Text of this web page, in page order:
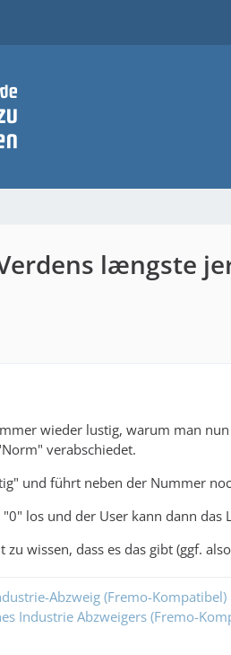
længste
wieder lustig, warum man
verabschiedet.
und führt neben der Nummer
los und der User kann dann das
zu wissen, dass es das gibt (ggf.
Abzweig (Fremo-Kompatibel)
Industrie Abzweigers (Fremo-